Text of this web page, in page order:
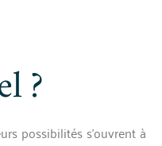
?
possibilités s’ouvrent à